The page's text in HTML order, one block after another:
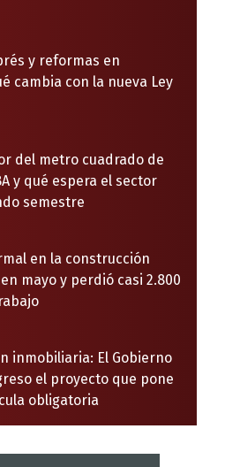
y reformas en
cambia con la nueva Ley
del metro cuadrado de
y qué espera el sector
semestre
en la construcción
mayo y perdió casi 2.800
inmobiliaria: El Gobierno
el proyecto que pone
obligatoria